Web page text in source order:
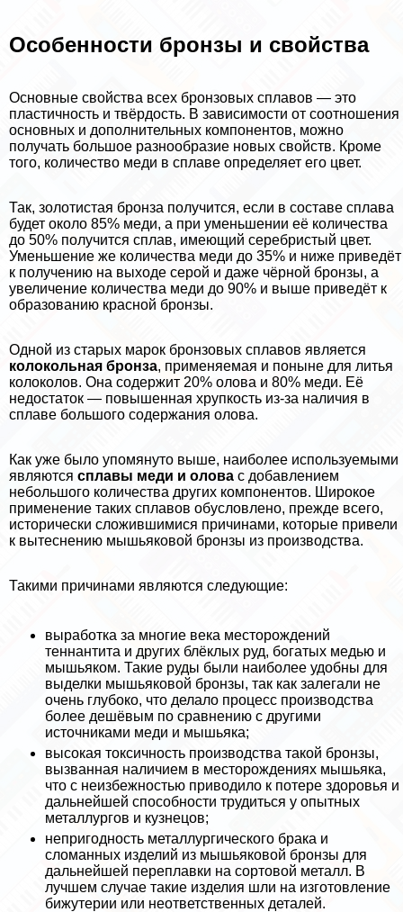
Особенности бронзы и свойства
Основные свойства всех бронзовых сплавов — это
пластичность и твёрдость. В зависимости от соотношения
основных и дополнительных компонентов, можно
получать большое разнообразие новых свойств. Кроме
того, количество меди в сплаве определяет его цвет.
Так, золотистая бронза получится, если в составе сплава
будет около 85% меди, а при уменьшении её количества
до 50% получится сплав, имеющий серебристый цвет.
Уменьшение же количества меди до 35% и ниже приведёт
к получению на выходе серой и даже чёрной бронзы, а
увеличение количества меди до 90% и выше приведёт к
образованию красной бронзы.
Одной из старых марок бронзовых сплавов является
колокольная бронза, применяемая и поныне для литья
колоколов. Она содержит 20% олова и 80% меди. Её
недостаток — повышенная хрупкость из-за наличия в
сплаве большого содержания олова.
Как уже было упомянуто выше, наиболее используемыми
являются сплавы меди и олова с добавлением
небольшого количества других компонентов. Широкое
применение таких сплавов обусловлено, прежде всего,
исторически сложившимися причинами, которые привели
к вытеснению мышьяковой бронзы из производства.
Такими причинами являются следующие:
выработка за многие века месторождений
теннантита и других блёклых руд, богатых медью и
мышьяком. Такие руды были наиболее удобны для
выделки мышьяковой бронзы, так как залегали не
очень глубоко, что делало процесс производства
более дешёвым по сравнению с другими
источниками меди и мышьяка;
высокая токсичность производства такой бронзы,
вызванная наличием в месторождениях мышьяка,
что с неизбежностью приводило к потере здоровья и
дальнейшей способности трудиться у опытных
металлургов и кузнецов;
непригодность металлургического бpaка и
сломанных изделий из мышьяковой бронзы для
дальнейшей переплавки на сортовой металл. В
лучшем случае такие изделия шли на изготовление
бижутерии или неответственных деталей.